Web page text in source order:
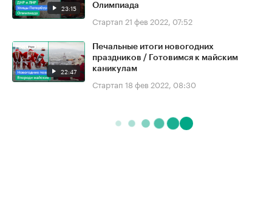
23:15
Олимпиада
Стартап 21 фев 2022, 07:52
22:47
Печальные итоги новогодних
праздников / Готовимся к майским
каникулам
Стартап 18 фев 2022, 08:30